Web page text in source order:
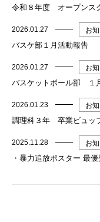
令和８年度 オープンス
2026.01.27 お
バスケ部１月活動報告
2026.01.27 お
バスケットボール部 １
2026.01.23 お
調理科３年 卒業ビュッ
2025.11.28 お
・暴力追放ポスター 最